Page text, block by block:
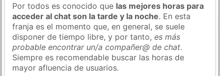
Por todos es conocido que las mejores horas para
acceder al chat son la tarde y la noche. En esta
franja es el momento que, en general, se suele
disponer de tiempo libre, y por tanto,es más
probable encontrar un/a compañer@ de chat.
Siempre es recomendable buscar las horas de
mayor afluencia de usuarios.